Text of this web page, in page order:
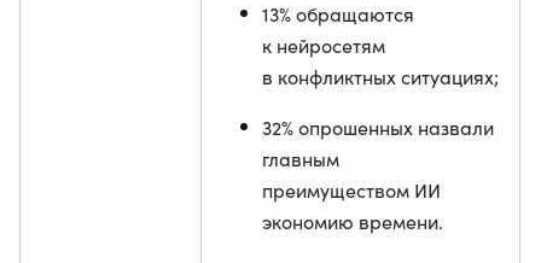
13% обращаются
к нейросетям
в конфликтных ситуациях;
32% опрошенных назвали
главным
преимуществом ИИ
экономию времени.